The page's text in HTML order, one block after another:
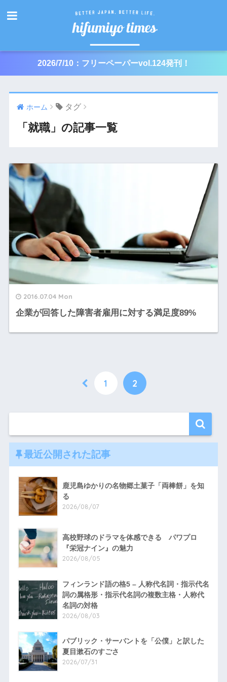
2026/7/10：フリーペーパーvol.124発刊！
ホーム タグ
「就職」の記事一覧
2016.07.04 Mon
企業が回答した障害者雇用に対する満足度89%
1 2
最近公開された記事
鹿児島ゆかりの名物郷土菓子「両棒餅」を知
る
2026/08/07
高校野球のドラマを体感できる パワプロ
『栄冠ナイン』の魅力
2026/08/05
フィンランド語の格5 – 人称代名詞・指示代名
詞の属格形・指示代名詞の複数主格・人称代
名詞の対格
2026/08/03
パブリック・サーバントを「公僕」と訳した
夏目漱石のすごさ
2026/07/31